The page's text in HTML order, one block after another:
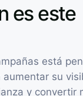
es este
está
aumentar su
y convertir